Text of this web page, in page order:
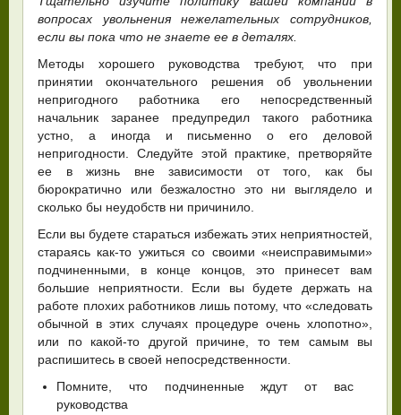
вопросах увольнения нежелательных сотрудников,
если вы пока что не знаете ее в деталях.
Методы хорошего руководства требуют, что при
принятии окончательного решения об увольнении
непригодного работника его непосредственный
начальник заранее предупредил такого работника
устно, а иногда и письменно о его деловой
непригодности. Следуйте этой практике, претворяйте
ее в жизнь вне зависимости от того, как бы
бюрократично или безжалостно это ни выглядело и
сколько бы неудобств ни причинило.
Если вы будете стараться избежать этих неприятностей,
стараясь как-то ужиться со своими «неисправимыми»
подчиненными, в конце концов, это принесет вам
большие неприятности. Если вы будете держать на
работе плохих работников лишь потому, что «следовать
обычной в этих случаях процедуре очень хлопотно»,
или по какой-то другой причине, то тем самым вы
распишитесь в своей непосредственности.
Помните, что подчиненные ждут от вас
руководства